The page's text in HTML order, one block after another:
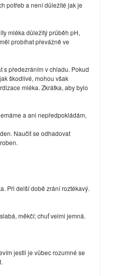
potřeb a není důležité jak je
mléka důležitý průběh pH,
probíhat převážně ve
s předezráním v chladu. Pokud
škodlivé, mohou však
mléka. Zkrátka, aby bylo
a ani nepředpokládám,
Naučit se odhadovat
Při delší době zrání roztékavý.
měkčí; chuť velmi jemná.
jestli je vůbec rozumné se